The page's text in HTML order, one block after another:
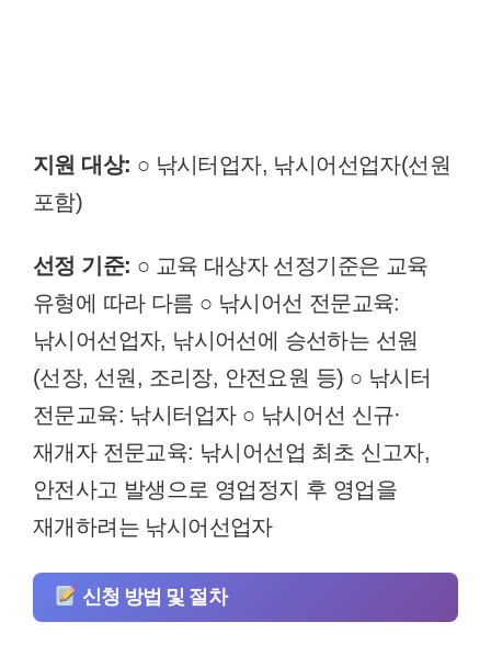
지원 대상: ○ 낚시터업자, 낚시어선업자(선원
포함)
선정 기준: ○ 교육 대상자 선정기준은 교육
유형에 따라 다름 ○ 낚시어선 전문교육:
낚시어선업자, 낚시어선에 승선하는 선원
(선장, 선원, 조리장, 안전요원 등) ○ 낚시터
전문교육: 낚시터업자 ○ 낚시어선 신규·
재개자 전문교육: 낚시어선업 최초 신고자,
안전사고 발생으로 영업정지 후 영업을
재개하려는 낚시어선업자
신청 방법 및 절차